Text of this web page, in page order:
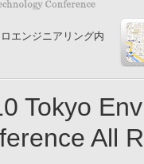
エンジニアリング内
Tokyo
All